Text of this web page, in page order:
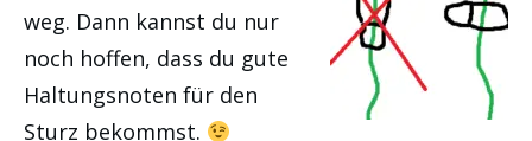
weg. Dann kannst du nur
noch hoffen, dass du gute
Haltungsnoten für den
Sturz bekommst.